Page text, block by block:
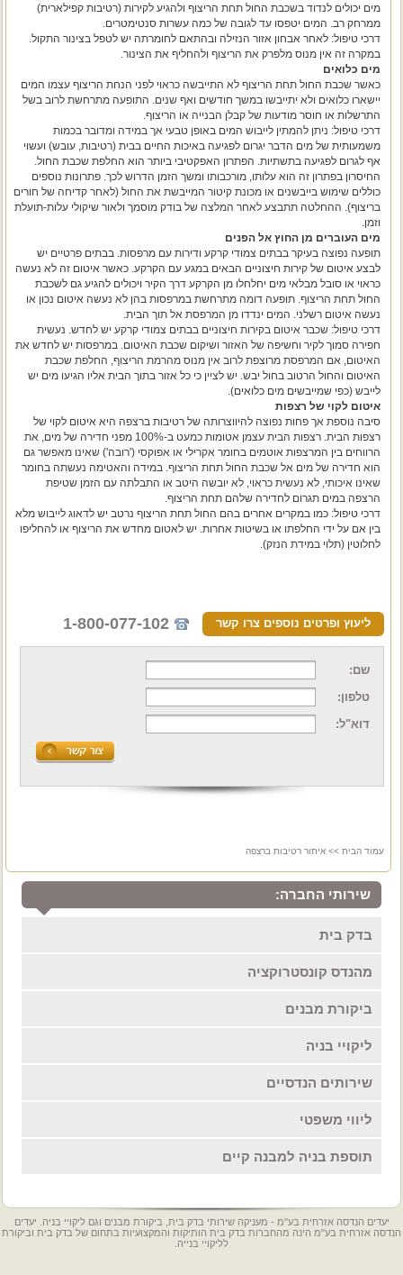
מים יכולים לנדוד בשכבת החול תחת הריצוף ולהגיע לקירות (רטיבות קפילארית)
ממרחק רב. המים יטפסו עד לגובה של כמה עשרות סנטימטרים.
דרכי טיפול: לאחר אבחון אזור הנזילה ובהתאם לחומרתה יש לטפל בצינור התקול.
במקרה זה אין מנוס מלפרק את הריצוף ולהחליף את הצינור.
מים כלואים
כאשר שכבת החול תחת הריצוף לא התייבשה כראוי לפני הנחת הריצוף עצמו המים
יישארו כלואים ולא יתייבשו במשך חודשים ואף שנים. התופעה מתרחשת לרוב בשל
התרשלות או חוסר מודעות של קבלן הבנייה או הריצוף.
דרכי טיפול: ניתן להמתין לייבוש המים באופן טבעי אך במידה ומדובר בכמות
משמעותית של מים הדבר יגרום לפגיעה באיכות החיים בבית (רטיבות, עובש) ועשוי
אף לגרום לפגיעה בתשתיות. הפתרון האפקטיבי ביותר הוא החלפת שכבת החול.
החיסרון בפתרון זה הוא עלותו, מורכבותו ומשך הזמן הדרוש לכך. פתרונות נוספים
כוללים שימוש בייבשנים או מכונת קיטור המייבשת את החול (לאחר קדיחה של חורים
בריצוף). ההחלטה תתבצע לאחר המלצה של בודק מוסמך ולאור שיקולי עלות-תועלת
וזמן.
מים העוברים מן החוץ אל הפנים
תופעה נפוצה בעיקר בבתים צמודי קרקע ודירות עם מרפסות. בבתים פרטיים יש
לבצע איטום של קירות חיצוניים הבאים במגע עם הקרקע. כאשר איטום זה לא נעשה
כראוי או סובל מבלאי מים יחלחלו מן הקרקע דרך הקיר ויכולים להגיע גם לשכבת
החול תחת הריצוף. תופעה דומה מתרחשת במרפסות בהן לא נעשה איטום נכון או
נעשה איטום רשלני. המים ינדדו מן המרפסת אל תוך הבית.
דרכי טיפול: שכבר איטום בקירות חיצוניים בבתים צמודי קרקע יש לחדש. נעשית
חפירה סמוך לקיר וחשיפה של האזור ושיקום שכבת האיטום. במרפסות יש לחדש את
האיטום, אם המרפסת מרוצפת לרוב אין מנוס מהרמת הריצוף, החלפת שכבת
האיטום והחול הרטוב בחול יבש. יש לציין כי כל אזור בתוך הבית אליו הגיעו מים יש
לייבש (כפי שמייבשים מים כלואים).
איטום לקוי של רצפות
סיבה נוספת אך פחות נפוצה להיווצרותה של רטיבות ברצפה היא איטום לקוי של
רצפות הבית. רצפות הבית עצמן אטומות כמעט ב-100% מפני חדירה של מים, את
הרווחים בין המרצפות אוטמים בחומר אקרילי או אפוקסי ('רובה') שאינו מאפשר גם
הוא חדירה של מים אל שכבת החול תחת הריצוף. במידה והאטימה נעשתה בחומר
שאינו איכותי, לא נעשית כראוי, לא יובשה היטב או התבלתה עם הזמן שטיפת
הרצפה במים תגרום לחדירה שלהם תחת הריצוף.
דרכי טיפול: כמו במקרים אחרים בהם החול תחת הריצוף נרטב יש לדאוג לייבוש מלא
בין אם על ידי החלפתו או בשיטות אחרות. יש לאטום מחדש את הריצוף או להחליפו
לחלוטין (תלוי במידת הנזק).
ליעוץ ופרטים נוספים צרו קשר 1-800-077-102
שם:
טלפון:
דוא"ל:
עמוד הבית >> איתור רטיבות ברצפה
שירותי החברה:
בדק בית
מהנדס קונסטרוקציה
ביקורת מבנים
ליקויי בניה
שירותים הנדסיים
ליווי משפטי
תוספת בניה למבנה קיים
יעדים הנדסה אזרחית בע"מ - מעניקה שירותי בדק בית, ביקורת מבנים וגם ליקויי בניה. יעדים
הנדסה אזרחית בע"מ הינה מהחברות בדק בית הותיקות והמקצועיות בתחום של בדק בית וביקורת
לליקויי בנייה.